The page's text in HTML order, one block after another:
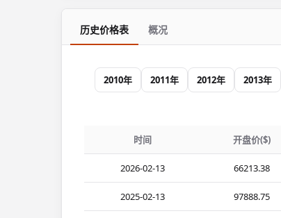
历史价格表 概况
2010年 2011年 2012年 2013年
时间 开盘价($)
2026-02-13 66213.38
2025-02-13 97888.75